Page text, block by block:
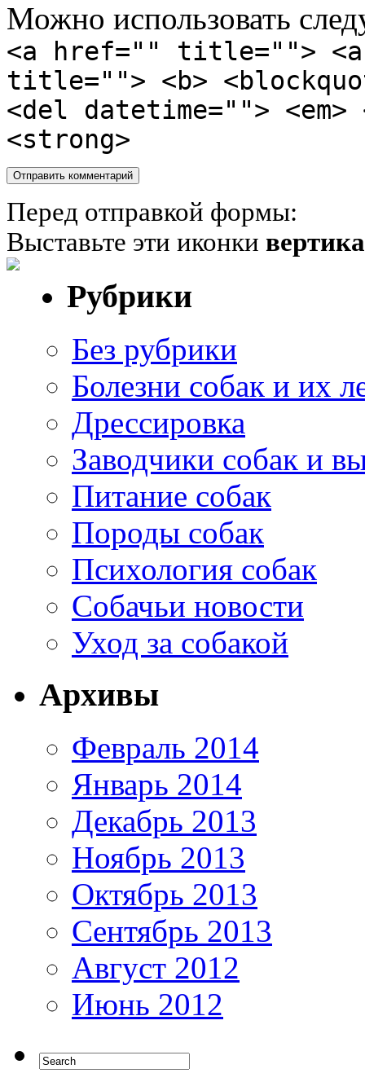
Можно использовать
<a href="" title="">
title=""> <b>
<del datetime="">
<strong>
Перед отправкой формы:
Выставьте эти иконки
Рубрики
Без рубрики
Болезни собак и их
Дрессировка
Заводчики собак и
Питание собак
Породы собак
Психология собак
Собачьи новости
Уход за собакой
Архивы
Февраль 2014
Январь 2014
Декабрь 2013
Ноябрь 2013
Октябрь 2013
Сентябрь 2013
Август 2012
Июнь 2012